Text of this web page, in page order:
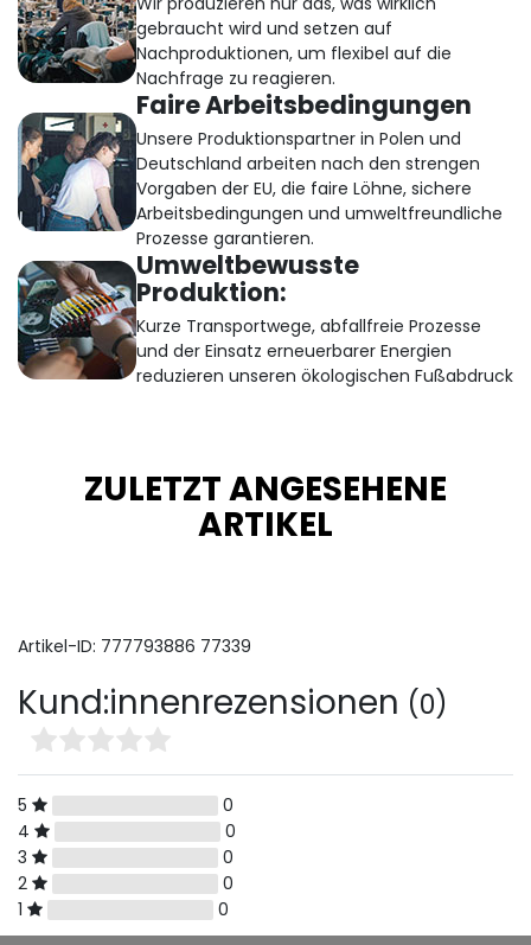
gebraucht wird und setzen auf
Nachproduktionen, um flexibel auf die
Nachfrage zu reagieren.
Faire Arbeitsbedingungen
Unsere Produktionspartner in Polen und
Deutschland arbeiten nach den strengen
Vorgaben der EU, die faire Löhne, sichere
Arbeitsbedingungen und umweltfreundliche
Prozesse garantieren.
Umweltbewusste
Produktion:
Kurze Transportwege, abfallfreie Prozesse
und der Einsatz erneuerbarer Energien
reduzieren unseren ökologischen Fußabdruck
ZULETZT ANGESEHENE
ARTIKEL
Artikel-ID: 777793886 77339
Kund:innenrezensionen (0)
5
0
4
0
3
0
2
0
1
0